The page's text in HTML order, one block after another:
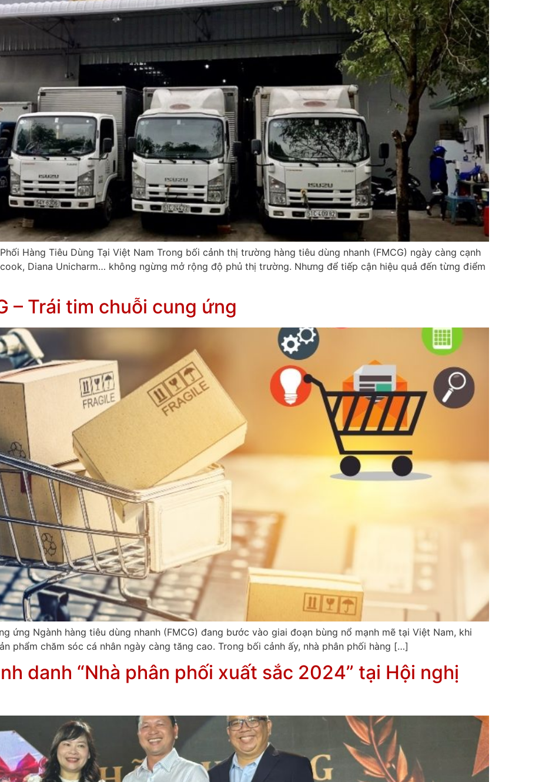
Hàng Tiêu Dùng Tại Việt Nam Trong bối cảnh thị trường hàng tiêu dùng nhanh (FMCG) ngày càng cạnh
Diana Unicharm… không ngừng mở rộng độ phủ thị trường. Nhưng để tiếp cận hiệu quả đến từng điểm
– Trái tim chuỗi cung ứng
ứng Ngành hàng tiêu dùng nhanh (FMCG) đang bước vào giai đoạn bùng nổ mạnh mẽ tại Việt Nam, khi
phẩm chăm sóc cá nhân ngày càng tăng cao. Trong bối cảnh ấy, nhà phân phối hàng […]
danh “Nhà phân phối xuất sắc 2024” tại Hội nghị